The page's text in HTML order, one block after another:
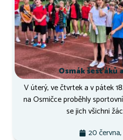
Osmák šesťáků
V úterý, ve čtvrtek a v pátek
na Osmičce proběhly
se jich všichni
20